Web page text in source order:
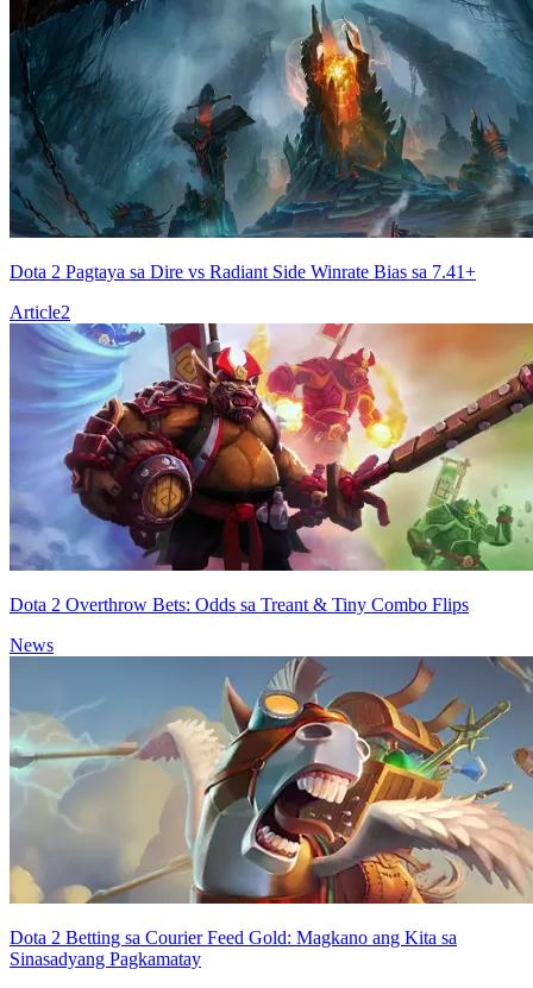
Dota 2 Pagtaya sa Dire vs Radiant Side Winrate Bias sa 7.41+
Article2
Dota 2 Overthrow Bets: Odds sa Treant & Tiny Combo Flips
News
Dota 2 Betting sa Courier Feed Gold: Magkano ang Kita sa
Sinasadyang Pagkamatay